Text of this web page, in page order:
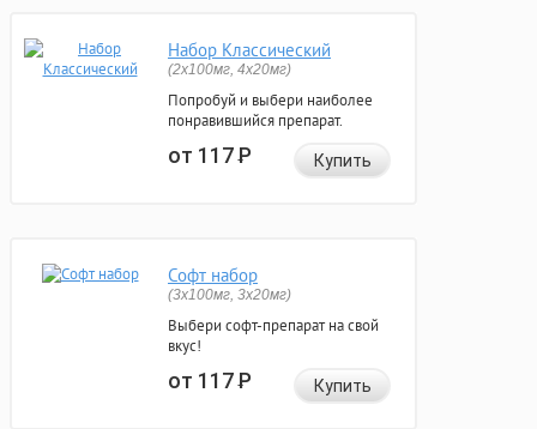
Набор Классический
(2x100мг, 4x20мг)
Попробуй и выбери наиболее
понравившийся препарат.
от 117Р Купить
Софт набор
(3x100мг, 3x20мг)
Выбери софт-препарат на свой
вкус!
от 117Р Купить